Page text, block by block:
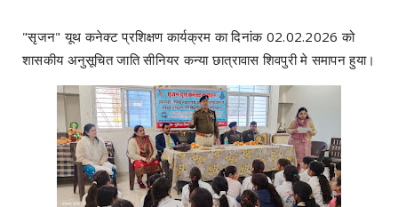
"सृजन" यूथ कनेक्ट प्रशिक्षण कार्यक्रम का दिनांक 02.02.2026 को
शासकीय अनुसूचित जाति सीनियर कन्या छात्रावास शिवपुरी मे समापन हुया।